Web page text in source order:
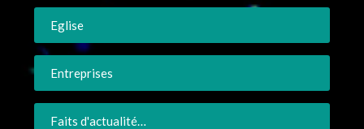
Eglise
Entreprises
Faits d'actualité…